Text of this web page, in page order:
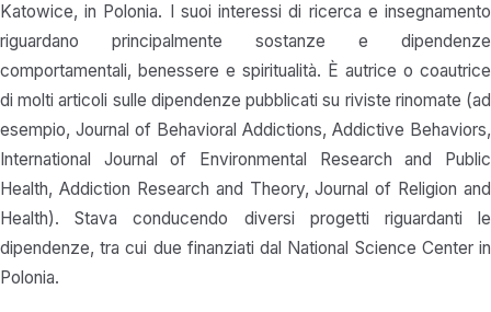
Katowice, in Polonia. I suoi interessi di ricerca e insegnamento
riguardano principalmente sostanze e dipendenze
comportamentali, benessere e spiritualità. È autrice o coautrice
di molti articoli sulle dipendenze pubblicati su riviste rinomate (ad
esempio, Journal of Behavioral Addictions, Addictive Behaviors,
International Journal of Environmental Research and Public
Health, Addiction Research and Theory, Journal of Religion and
Health). Stava conducendo diversi progetti riguardanti le
dipendenze, tra cui due finanziati dal National Science Center in
Polonia.